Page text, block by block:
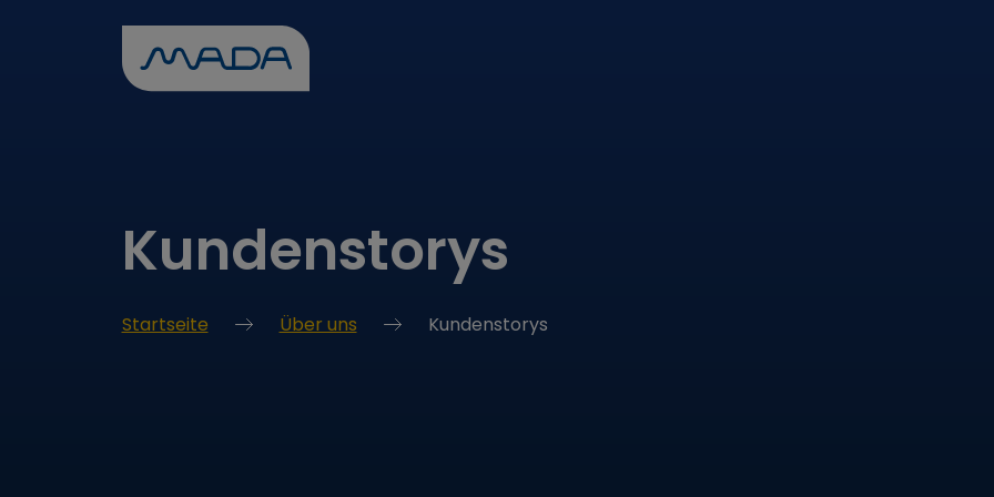
Kundenstorys
Startseite Über uns Kundenstorys